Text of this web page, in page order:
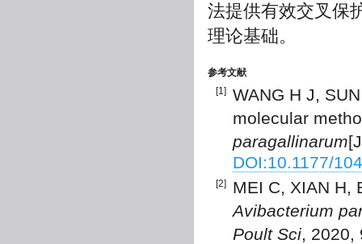
法提供有效交叉保
理论基础。
参考文献
[1]
WANG H J,
molecular
paragallinarum
DOI:10.1177/
[2]
MEI C, XIAN H,
Avibacterium
Poult Sci, 2020,